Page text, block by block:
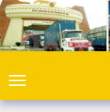
Toggle
navigation